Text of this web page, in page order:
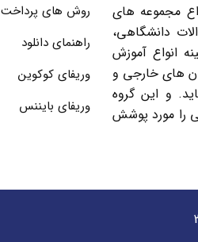
مجموعه های
دانشگاهی،
انواع آموزش
های خارجی و
و این گروه
را مورد پوشش
روش های پرداخت
راهنمای دانلود
وریفای کوکوین
وریفای بایننس